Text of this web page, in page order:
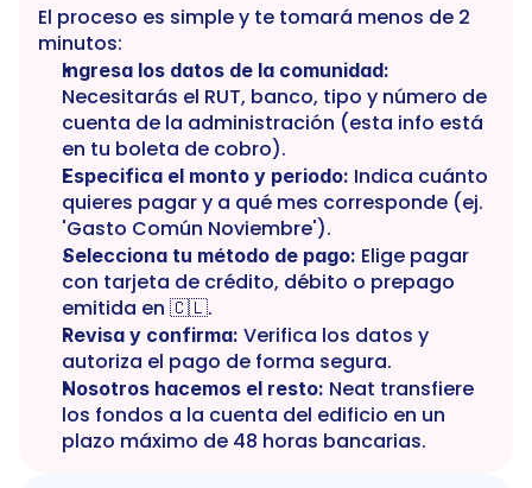
El proceso es simple y te tomará menos de 2
minutos:
Ingresa los datos de la comunidad:
Necesitarás el RUT, banco, tipo y número de
cuenta de la administración (esta info está
en tu boleta de cobro).
Especifica el monto y periodo: Indica cuánto
quieres pagar y a qué mes corresponde (ej.
'Gasto Común Noviembre').
Selecciona tu método de pago: Elige pagar
con tarjeta de crédito, débito o prepago
emitida en 🇨🇱.
Revisa y confirma: Verifica los datos y
autoriza el pago de forma segura.
Nosotros hacemos el resto: Neat transfiere
los fondos a la cuenta del edificio en un
plazo máximo de 48 horas bancarias.